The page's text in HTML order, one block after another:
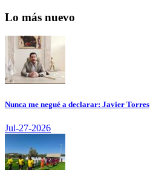
Lo más nuevo
Nunca me negué a declarar: Javier Torres
Jul-27-2026